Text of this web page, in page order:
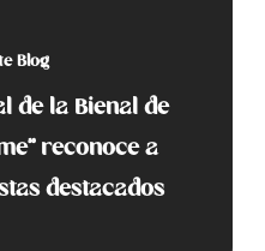
Blog
de la Bienal de
reconoce a
destacados